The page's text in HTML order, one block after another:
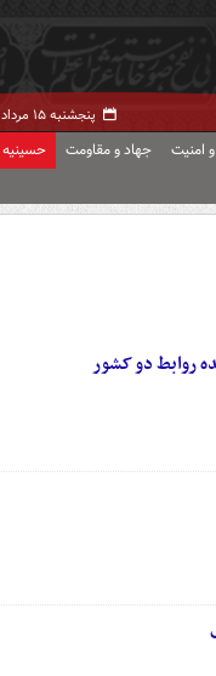
پنجشنبه ۱۵ مرداد ۱۴۰۵ -
امنیت جهاد و مقاومت حسینیه
روابط دو کشور